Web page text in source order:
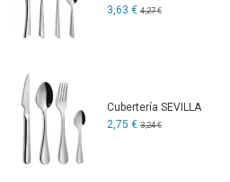
3,63 € 4,27 €
Cubertería SEVILLA
2,75 € 3,24 €